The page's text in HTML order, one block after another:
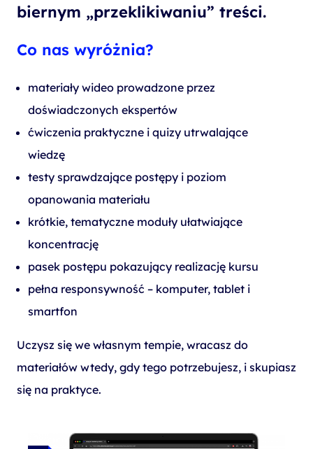
biernym „przeklikiwaniu” treści.
Co nas wyróżnia?
materiały wideo prowadzone przez
doświadczonych ekspertów
ćwiczenia praktyczne i quizy utrwalające
wiedzę
testy sprawdzające postępy i poziom
opanowania materiału
krótkie, tematyczne moduły ułatwiające
koncentrację
pasek postępu pokazujący realizację kursu
pełna responsywność – komputer, tablet i
smartfon
Uczysz się we własnym tempie, wracasz do
materiałów wtedy, gdy tego potrzebujesz, i skupiasz
się na praktyce.